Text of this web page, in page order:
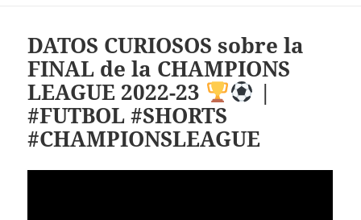
DATOS CURIOSOS sobre la
FINAL de la CHAMPIONS
LEAGUE 2022-23
|
#FUTBOL #SHORTS
#CHAMPIONSLEAGUE